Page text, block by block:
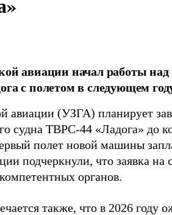
авиации начал работы
с полетом в следующем
авиации (УЗГА) планирует
судна ТВРС-44 «Ладога» до
полет новой машины
подчеркнули, что заявка
органов.
также, что в 2026 году